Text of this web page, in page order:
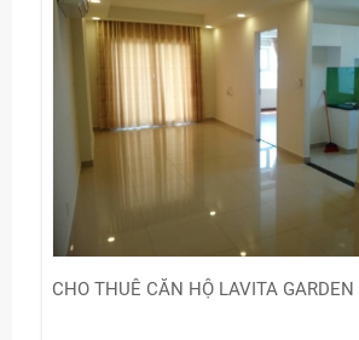
CHO THUÊ CĂN HỘ LAVITA GARDEN